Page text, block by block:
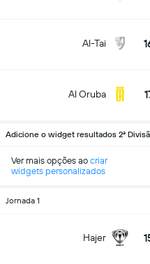
Al-Tai
Al Oruba
Adicione o widget resultados 2ª
Ver mais opções ao criar
widgets personalizados
Jornada 1
Hajer